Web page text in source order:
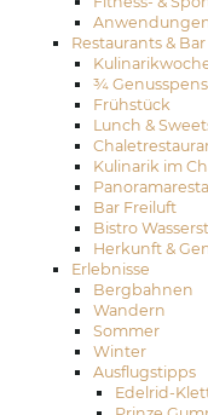
Restaurants & Bar
¾
Frühstück
Lunch &
Kulinarik im
Bar Freiluft
Bistro
Herkunft &
Erlebnisse
Bergbahnen
Wandern
Sommer
Winter
Ausflugstipps
Edelrid-